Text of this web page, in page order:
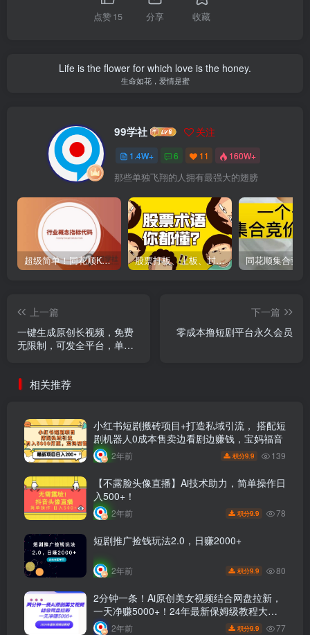
点赞15 分享 收藏
Life is the flower for which love is the honey.
生命如花，爱情是蜜
99学社 关注
1.4W+ 6 11 160W+
那些单独飞翔的人拥有最强大的翅膀
超级简单！同花顺K线界面显示行业概念指标代码图解 股票打板、上板、封板、翘板、炸板是什么意思？炒股你必须懂的暗语！
上一篇
一键生成原创长视频，免费
无限制，可发全平台，单账
下一篇
零成本撸短剧平台永久会员
相关推荐
小红书短剧搬砖项目+打造私域引流， 搭配短
剧机器人0成本售卖边看剧边赚钱，宝妈福音
2年前 积分9.9 139
【不露脸头像直播】Ai技术助力，简单操作日
入500+！
2年前 积分9.9 78
短剧推广捡钱玩法2.0，日赚2000+
2年前 积分9.9 80
2分钟一条！Ai原创美女视频结合网盘拉新，
一天净赚5000+！24年最新保姆级教程大揭
秘！2年前 积分9.9 77